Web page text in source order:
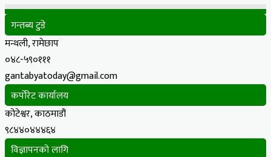
गन्तब्य टुडे
मन्थली, रामेछाप
०४८-५९०१११
gantabyatoday@gmail.com
कर्पोरेट कार्यालय
कोटेश्वर, काठमाडौं
९८४४०४४४६४
विज्ञापनको लागि